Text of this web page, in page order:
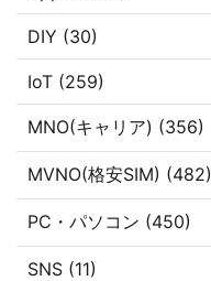
DIY (30)
IoT (259)
MNO(キャリア) (356)
MVNO(格安SIM) (482)
PC・パソコン (450)
SNS (11)